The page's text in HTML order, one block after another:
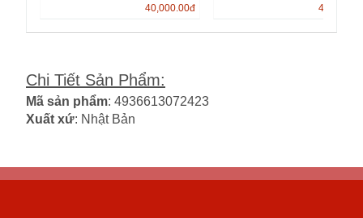
40,000.00đ 40,000.00
Chi Tiết Sản Phẩm:
Mã sản phẩm: 4936613072423
Xuất xứ: Nhật Bản